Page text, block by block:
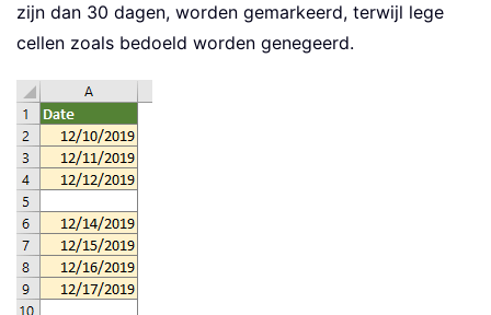
zijn dan 30 dagen, worden gemarkeerd, terwijl lege
cellen zoals bedoeld worden genegeerd.